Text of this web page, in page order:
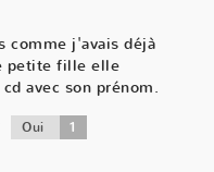
comme j'avais déjà
petite fille elle
avec son prénom.
Oui 1